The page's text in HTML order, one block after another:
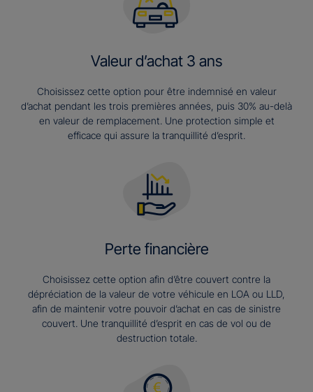
Valeur d’achat 3 ans​
Choisissez cette option pour être indemnisé en valeur
d’achat pendant les trois premières années, puis 30% au-delà
en valeur de remplacement. Une protection simple et
efficace qui assure la tranquillité d’esprit.
Perte financière
Choisissez cette option afin d’être couvert contre la
dépréciation de la valeur de votre véhicule en LOA ou LLD,
afin de maintenir votre pouvoir d’achat en cas de sinistre
couvert. Une tranquillité d’esprit en cas de vol ou de
destruction totale.